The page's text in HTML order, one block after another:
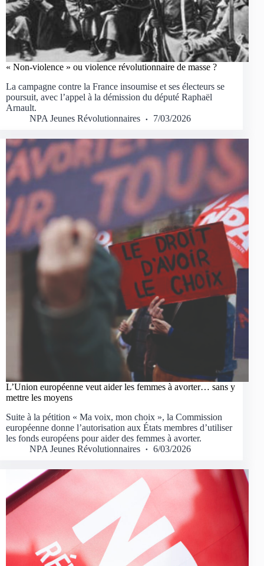
« Non-violence » ou violence révolutionnaire de masse ?
La campagne contre la France insoumise et ses électeurs se
poursuit, avec l’appel à la démission du député Raphaël
Arnault.
NPA Jeunes Révolutionnaires
7/03/2026
L’Union européenne veut aider les femmes à avorter… sans y
mettre les moyens
Suite à la pétition « Ma voix, mon choix », la Commission
européenne donne l’autorisation aux États membres d’utiliser
les fonds européens pour aider des femmes à avorter.
NPA Jeunes Révolutionnaires
6/03/2026